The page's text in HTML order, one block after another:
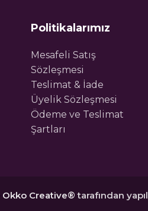
Politikalarımız
Mesafeli Satış
Sözleşmesi
Teslimat & İade
Üyelik Sözleşmesi
Ödeme ve Teslimat
Şartları
Okko Creative® tarafından